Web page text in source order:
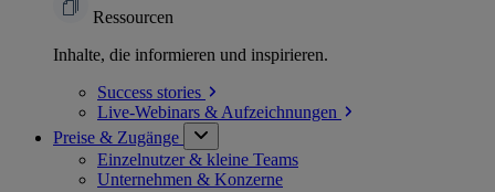
Ressourcen
Inhalte, die informieren und inspirieren.
Success stories
Live-Webinars & Aufzeichnungen
Preise & Zugänge
Einzelnutzer & kleine Teams
Unternehmen & Konzerne